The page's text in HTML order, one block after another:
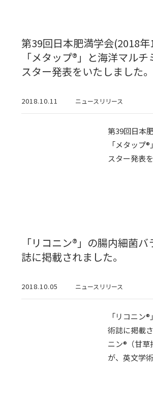
第39回日本肥満学会(2018
「メタップ®」と海洋マル
スター発表をいたしました。
2018.10.11 ニュースリリース
第39回日本
「メタップ
スター発表
「リコニン®」の腸内細菌
誌に掲載されました。
2018.10.05 ニュースリリース
「リコニン
術誌に掲載
ニン®（甘草
が、英文学